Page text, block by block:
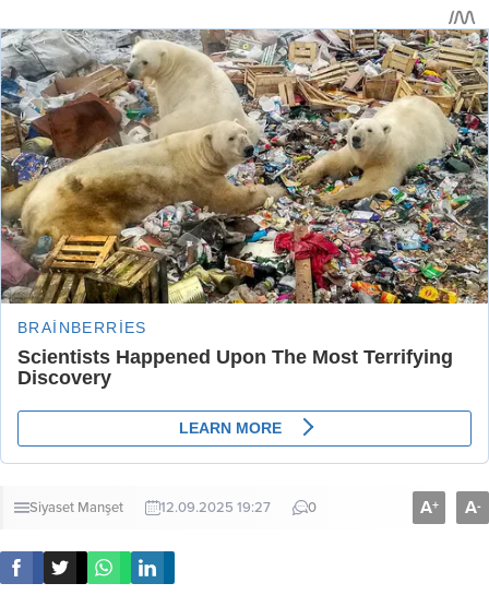
Siyaset Manşet 12.09.2025 19:27 0 A+ A-